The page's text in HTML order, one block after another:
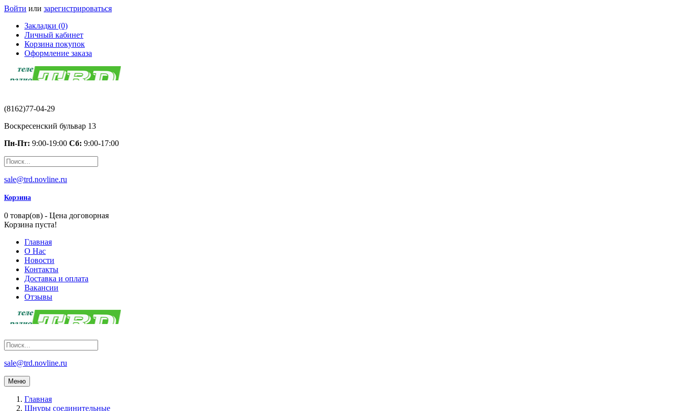
Войти или зарегистрироваться
Закладки (0)
Личный кабинет
Корзина покупок
Оформление заказа
(8162)77-04-29
Воскресенский бульвар 13
Пн-Пт: 9:00-19:00 Сб: 9:00-17:00
sale@trd.novline.ru
Корзина
0 товар(ов) - Цена договорная
Корзина пуста!
Главная
О Нас
Новости
Контакты
Доставка и оплата
Вакансии
Отзывы
sale@trd.novline.ru
Меню
Главная
Шнуры соединительные